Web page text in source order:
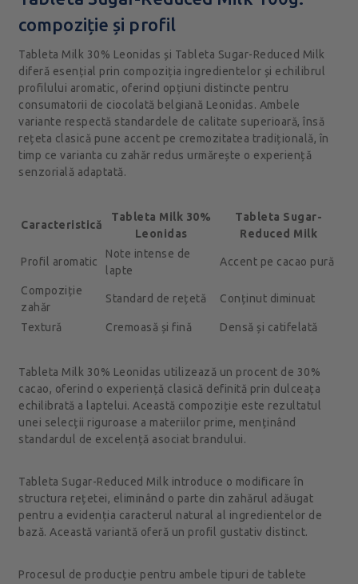
compoziție și profil
Tableta Milk 30% Leonidas și Tableta Sugar-Reduced Milk
diferă esențial prin compoziția ingredientelor și echilibrul
profilului aromatic, oferind opțiuni distincte pentru
consumatorii de ciocolată belgiană Leonidas. Ambele
variante respectă standardele de calitate superioară, însă
rețeta clasică pune accent pe cremozitatea tradițională, în
timp ce varianta cu zahăr redus urmărește o experiență
senzorială adaptată.
Caracteristică
Tableta Milk 30%
Leonidas
Tableta Sugar-
Reduced Milk
Profil aromatic
Note intense de
lapte
Accent pe cacao pură
Compoziție
zahăr
Standard de rețetă Conținut diminuat
Textură Cremoasă și fină Densă și catifelată
Tableta Milk 30% Leonidas utilizează un procent de 30%
cacao, oferind o experiență clasică definită prin dulceața
echilibrată a laptelui. Această compoziție este rezultatul
unei selecții riguroase a materiilor prime, menținând
standardul de excelență asociat brandului.
Tableta Sugar-Reduced Milk introduce o modificare în
structura rețetei, eliminând o parte din zahărul adăugat
pentru a evidenția caracterul natural al ingredientelor de
bază. Această variantă oferă un profil gustativ distinct.
Procesul de producție pentru ambele tipuri de tablete